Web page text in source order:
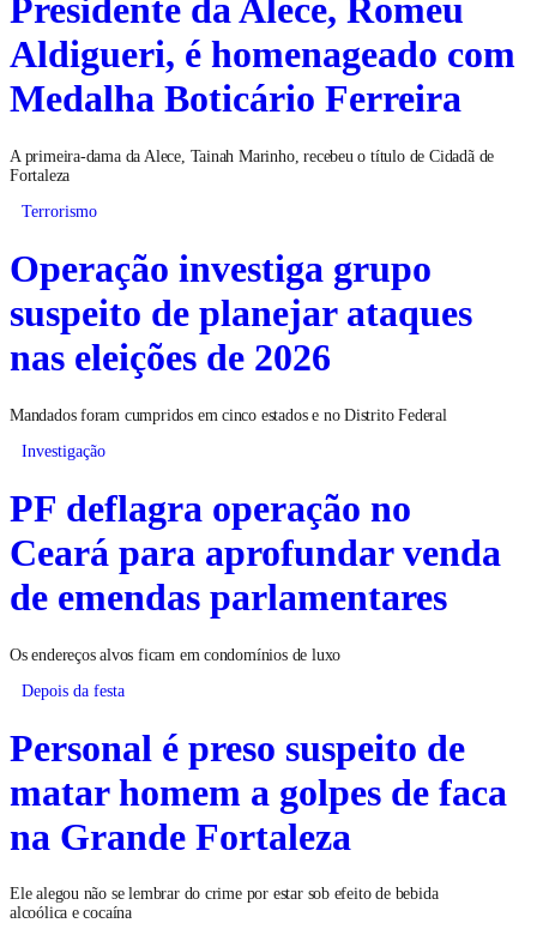
Presidente da Alece, Romeu
Aldigueri, é homenageado com
Medalha Boticário Ferreira
A primeira-dama da Alece, Tainah Marinho, recebeu o título de Cidadã de
Fortaleza
Terrorismo
Operação investiga grupo
suspeito de planejar ataques
nas eleições de 2026
Mandados foram cumpridos em cinco estados e no Distrito Federal
Investigação
PF deflagra operação no
Ceará para aprofundar venda
de emendas parlamentares
Os endereços alvos ficam em condomínios de luxo
Depois da festa
Personal é preso suspeito de
matar homem a golpes de faca
na Grande Fortaleza
Ele alegou não se lembrar do crime por estar sob efeito de bebida
alcoólica e cocaína